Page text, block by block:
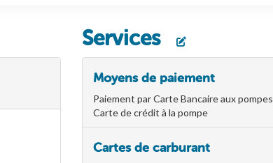
Services
Moyens de paiement
Paiement par Carte Bancaire aux pompes
Carte de crédit à la pompe
Cartes de carburant